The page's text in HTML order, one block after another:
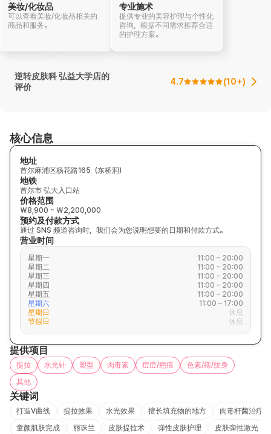
美妆/化妆品
可以查看美妆/化妆品相关的
商品和服务。
专业施术
提供专业的美容护理与个性化
咨询，根据不同需求推荐合适
的护理方案。
逆转皮肤科 弘益大学店的
评价
4.7 (10+)
核心信息
地址
首尔麻浦区杨花路165（东桥洞）
地铁
首尔市 弘大入口站
价格范围
₩8,900 ~ ₩2,200,000
预约及付款方式
通过 SNS 频道咨询时，我们会为您说明想要的日期和付款方式。
营业时间
星期一
11:00 – 20:00
星期二
11:00 – 20:00
星期三
11:00 – 20:00
星期四
11:00 – 20:00
星期五
11:00 – 20:00
星期六
11:00 – 17:00
星期日
休息
节假日
休息
提供项目
提拉 水光针 塑型 肉毒素 痘痘/疤痕
色素/痣/纹身
其他
关键词
打造V曲线 提拉效果 水光效果 擅长填充物的地方
肉毒杆菌治疗
童颜肌肤完成
丽珠兰 皮肤提拉术 弹性皮肤护理 皮肤弹性激光